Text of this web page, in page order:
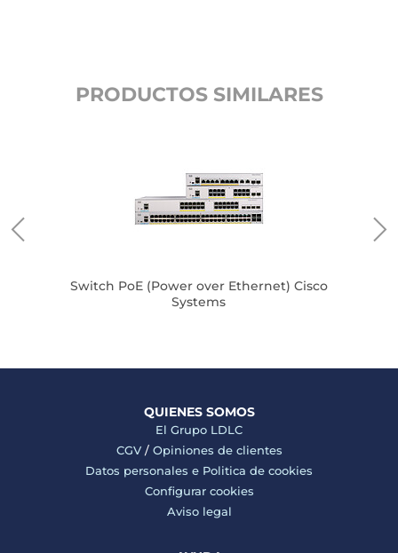
PRODUCTOS SIMILARES
Switch PoE (Power over Ethernet) Cisco
Systems
QUIENES SOMOS
El Grupo LDLC
CGV/ Opiniones de clientes
Datos personales e Politica de cookies
Configurar cookies
Aviso legal